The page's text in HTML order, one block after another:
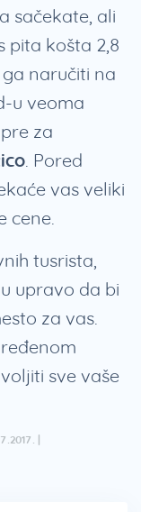
sačekate, ali
pita košta 2,8
naručiti na
u veoma
za
. Pored
vas veliki
cene.
tusrista,
upravo da bi
za vas.
sve vaše
|